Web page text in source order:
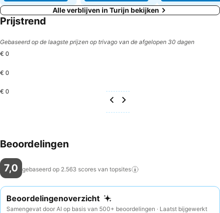
Alle verblijven in Turijn bekijken
Prijstrend
Gebaseerd op de laagste prijzen op trivago van de afgelopen 30 dagen
€ 0
€ 0
€ 0
Beoordelingen
7,0 gebaseerd op 2.563 scores van topsites
Beoordelingenoverzicht
Samengevat door AI op basis van 500+ beoordelingen · Laatst bijgewerkt